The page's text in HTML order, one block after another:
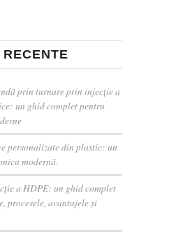
prin turnare prin injecție a
un ghid complet pentru
personalizate din plastic: un
modernă.
a HDPE: un ghid complet
procesele, avantajele și